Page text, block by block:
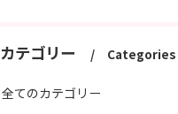
カテゴリー Categories
全てのカテゴリー